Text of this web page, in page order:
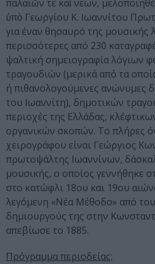
παλαιῶν τε καὶ νέων,
ὑπὸ Γεωργίου Κ. Ιωαννίτου
για έναν θησαυρό της μουσικής
περισσότερες από 230
ψαλτική σημειογραφία λόγιων
τραγουδιών (μερικά από τα
ή πιθανολογούμενες ανώνυμες
του Ιωαννίτη), δημοτικών
περιοχές της Ελλάδας,
οργανικών σκοπών. Το πλήρες
χειρογράφου είναι Γεώργιος
πρωτοψάλτης Ιωαννίνων,
μουσικής, ο οποίος γεννήθηκε
στο κατώφλι 18ου και 19ου
λεγόμενη «Νέα Μέθοδο» από
δημιουργούς της στην
απεβίωσε το 1885.
Πρόγραμμα περιοδείας: